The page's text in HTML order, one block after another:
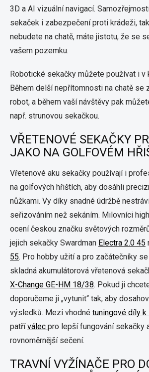
3D a AI vizuální navigací.
sekaček i zabezpečení proti krádeži,
nebudete na chatě, máte jistotu, že se
vašem pozemku.
Robotické sekačky můžete používat i v
Během delší nepřítomnosti na chatě se
robot, a během vaší návštěvy pak
např. strunovou sekačkou.
VŘETENOVÉ SEKAČKY
JAKO NA GOLFOVÉM
Vřetenové aku sekačky používají i
na golfových hřištích, aby dosáhli
nůžkami. Vy díky snadné údržbě
seřizováním než sekáním. Milovníci
ocení českou značku světových
jejich sekačky Swardman Electra 2.0 45
55. Pro hobby užití a pro začátečníky
skladná akumulátorová vřetenová
X-Change GE-HM 18/38. Pokud ji
doporučeme ji „vytunit“ tak, aby
výsledků. Mezi vhodné tuningové díly k
patříválec pro lepší fungování sekačky
rovnoměrnější sečení.
TRAVNÍ VYŽÍNAČE PRO